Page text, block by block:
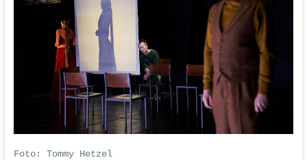
Foto: Tommy Hetzel